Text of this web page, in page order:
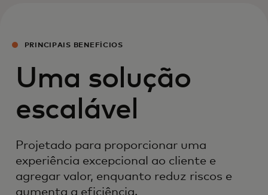
PRINCIPAIS BENEFÍCIOS
Uma solução
escalável
Projetado para proporcionar uma
experiência excepcional ao cliente e
agregar valor, enquanto reduz riscos e
aumenta a eficiência.